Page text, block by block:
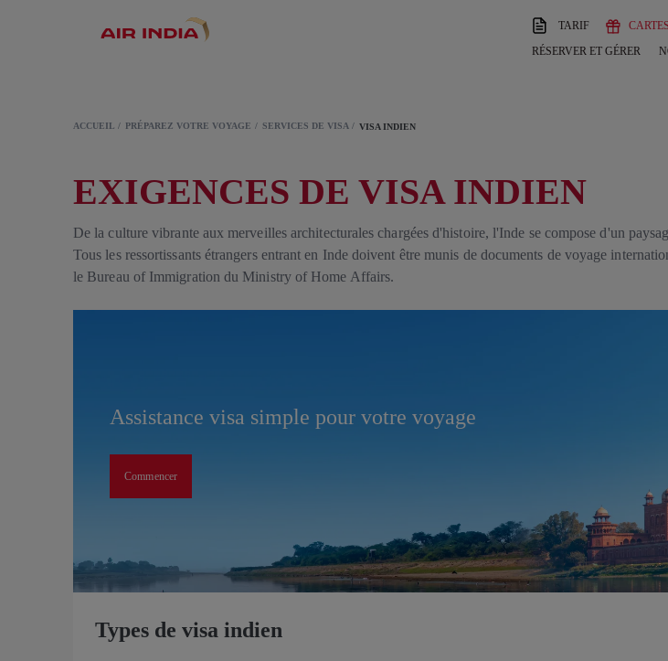
TARIF
RÉSERVER ET GÉRER
ACCUEIL PRÉPAREZ VOTRE VOYAGE SERVICES DE VISA VISA INDIEN
EXIGENCES DE VISA INDIEN
De la culture vibrante aux merveilles architecturales chargées d'histoire, l'Inde se compose d'un
Tous les ressortissants étrangers entrant en Inde doivent être munis de documents de voyage
le Bureau of Immigration du Ministry of Home Affairs.
Assistance visa simple pour votre voyage
Commencer
Types de visa indien